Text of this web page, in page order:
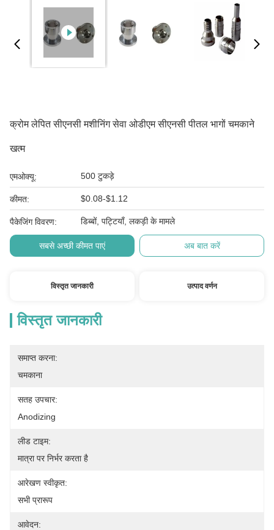
क्रोम लेपित सीएनसी मशीनिंग सेवा ओडीएम सीएनसी पीतल भागों चमकाने
खत्म
एमओक्यू: 500 टुकड़े
कीमत: $0.08-$1.12
पैकेजिंग विवरण: डिब्बों, पट्टियाँ, लकड़ी के मामले
सबसे अच्छी कीमत पाएं अब बात करें
विस्तृत जानकारी उत्पाद वर्णन
विस्तृत जानकारी
समाप्त करना:
चमकाना
सतह उपचार:
Anodizing
लीड टाइम:
मात्रा पर निर्भर करता है
आरेखण स्वीकृत:
सभी प्रारूप
आवेदन: